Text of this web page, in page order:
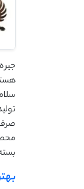
صرف